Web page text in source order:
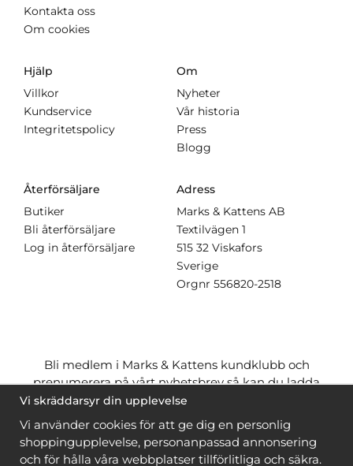
Kontakta oss
Om cookies
Hjälp
Villkor
Kundservice
Integritetspolicy
Om
Nyheter
Vår historia
Press
Blogg
Återförsäljare
Butiker
Bli återförsäljare
Log in återförsäljare
Adress
Marks & Kattens AB
Textilvägen 1
515 32 Viskafors
Sverige
Orgnr 556820-2518
Bli medlem i Marks & Kattens kundklubb och
prenumerera på vårt nyhetsbrev så kan du ladda
ner många mönstergratisoch få många
när du handlar garn till mönstret. Du ser vilka som
ärgratis när du ärinloggad.
Vi skräddarsyr din upplevelse
Vi använder cookies för att ge dig en personlig
shoppingupplevelse, personanpassad annonsering
och för hålla våra webbplatser tillförlitliga och säkra.